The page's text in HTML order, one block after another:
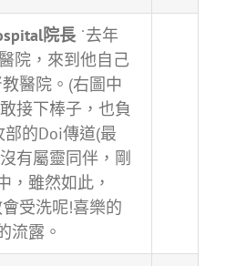
院長 ˙去年
院，來到他自己
醫院。(右圖中
接下棒子，也負
部的Doi傳道(最
有屬靈同伴，剛
，雖然如此，
受洗呢!喜樂的
流露。